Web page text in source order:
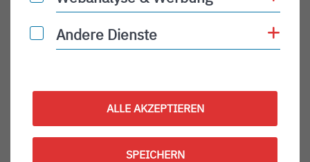
Checkin:
Codeshare:
Andere Dienste
Andere Dienste
ALLE AKZEPTIEREN
SPEICHERN